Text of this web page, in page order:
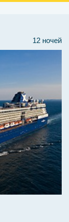
12 ночей